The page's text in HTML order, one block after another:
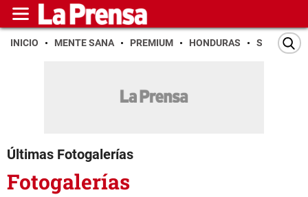
INICIO MENTE SANA PREMIUM HONDURAS SAN PEDRO
Últimas Fotogalerías
Fotogalerías